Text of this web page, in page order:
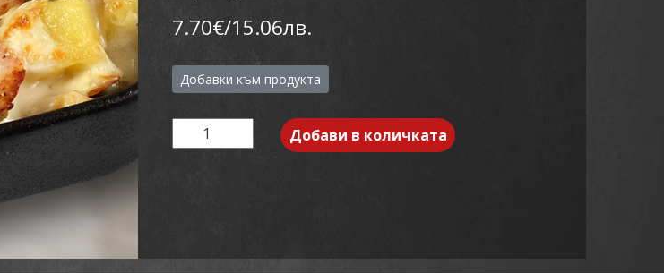
7.70€/15.06лв.
Добавки към продукта
Добави в количката